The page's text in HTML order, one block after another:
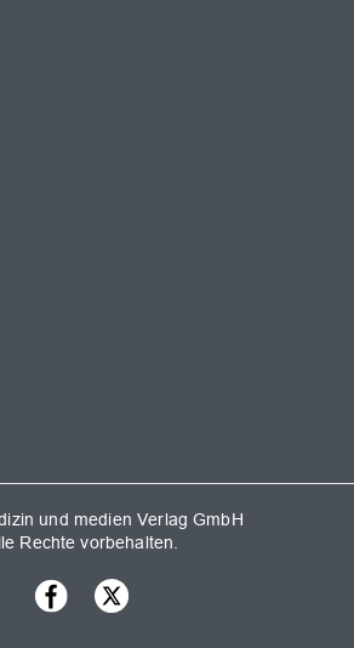
und medien Verlag GmbH
Rechte vorbehalten.